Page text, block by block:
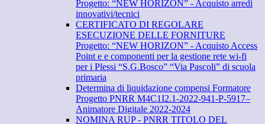
Progetto: “NEW HORIZON” - Acquisto arredi
innovativi/tecnici
CERTIFICATO DI REGOLARE
ESECUZIONE DELLE FORNITURE
Progetto: “NEW HORIZON” - Acquisto Access
Point e e componenti per la gestione rete wi-fi
per i Plessi “S.G.Bosco” “Via Pascoli” di scuola
primaria
Determina di liquidazione compensi Formatore
Progetto PNRR M4C1I2.1-2022-941-P-5917–
Animatore Digitale 2022-2024
NOMINA RUP - PNRR TITOLO DEL